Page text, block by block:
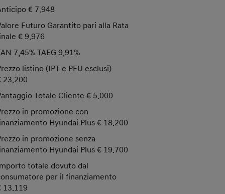
€ 7.948
Futuro Garantito pari alla Rata
€ 9.976
7,45% TAEG 9,91%
listino (IPT e PFU esclusi)
23.200
Totale Cliente € 5.000
in promozione con
Hyundai Plus € 18.200
in promozione senza
Hyundai Plus € 19.700
totale dovuto dal
per il finanziamento
13.119